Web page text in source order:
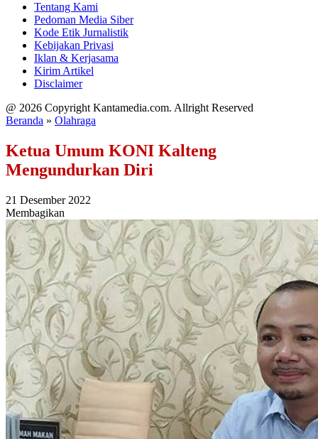
Tentang Kami
Pedoman Media Siber
Kode Etik Jurnalistik
Kebijakan Privasi
Iklan & Kerjasama
Kirim Artikel
Disclaimer
@ 2026 Copyright Kantamedia.com. Allright Reserved
Beranda » Olahraga
Ketua Umum KONI Kalteng
Mengundurkan Diri
21 Desember 2022
Membagikan